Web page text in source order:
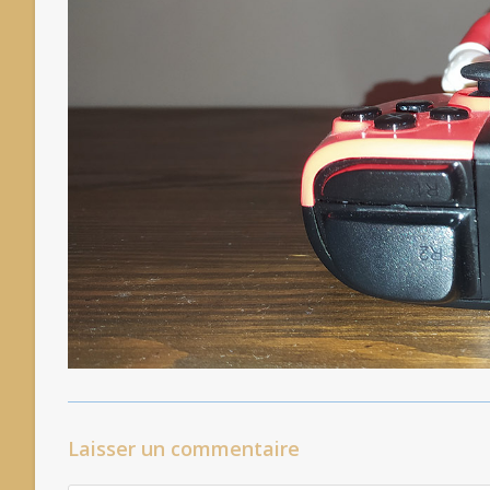
Laisser un commentaire